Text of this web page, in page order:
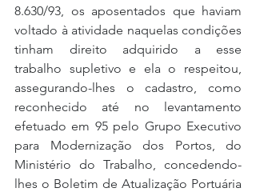
8.630/93, os aposentados que haviam
voltado à atividade naquelas condições
tinham direito adquirido a esse
trabalho supletivo e ela o respeitou,
assegurando-lhes o cadastro, como
reconhecido até no levantamento
efetuado em 95 pelo Grupo Executivo
para Modernização dos Portos, do
Ministério do Trabalho, concedendo-
lhes o Boletim de Atualização Portuária